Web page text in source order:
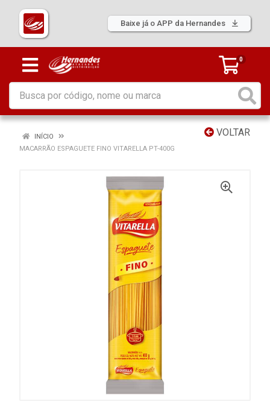
Baixe já o APP da Hernandes
0
VOLTAR
INÍCIO
MACARRÃO ESPAGUETE FINO VITARELLA PT-400G